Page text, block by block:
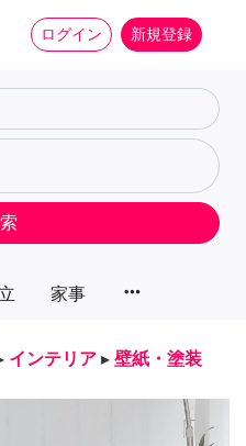
ログイン 新規登録
家事 more_horiz
インテリア ▸ 壁紙・塗装